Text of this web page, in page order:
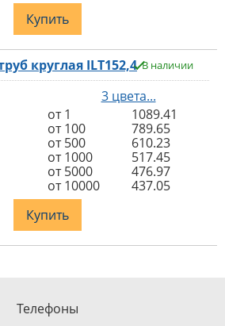
Купить
круглая ILT152,4 В наличии
3 цвета...
от 1
1089.41
от 100
789.65
от 500
610.23
от 1000
517.45
от 5000
476.97
от 10000
437.05
Купить
Телефоны